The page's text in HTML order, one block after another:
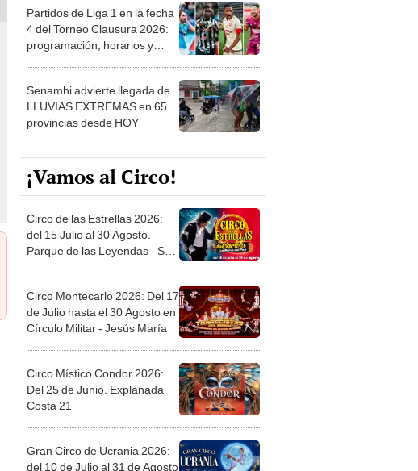
4 del Torneo Clausura 2026:
programación, horarios y
dónde ver
Senamhi advierte llegada de
LLUVIAS EXTREMAS en 65
provincias desde HOY
¡Vamos al Circo!
Circo de las Estrellas 2026:
del 15 Julio al 30 Agosto.
Parque de las Leyendas - San
Miguel
Circo Montecarlo 2026: Del 17
de Julio hasta el 30 Agosto en
Círculo Militar - Jesús María
Circo Místico Condor 2026:
Del 25 de Junio. Explanada
Costa 21
Gran Circo de Ucrania 2026:
del 10 de Julio al 31 de Agosto
en el Jockey Club-Surco